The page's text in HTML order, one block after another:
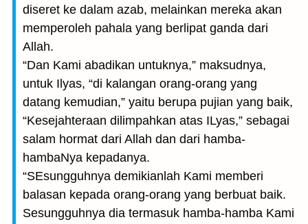
diseret ke dalam azab, melainkan mereka akan
memperoleh pahala yang berlipat ganda dari
Allah.
“Dan Kami abadikan untuknya,” maksudnya,
untuk Ilyas, “di kalangan orang-orang yang
datang kemudian,” yaitu berupa pujian yang baik,
“Kesejahteraan dilimpahkan atas ILyas,” sebagai
salam hormat dari Allah dan dari hamba-
hambaNya kepadanya.
“SEsungguhnya demikianlah Kami memberi
balasan kepada orang-orang yang berbuat baik.
Sesungguhnya dia termasuk hamba-hamba Kami